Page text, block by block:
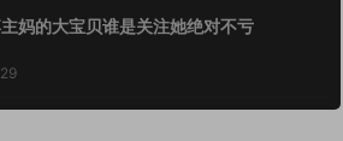
妈的大宝贝谁是关注她绝对不亏